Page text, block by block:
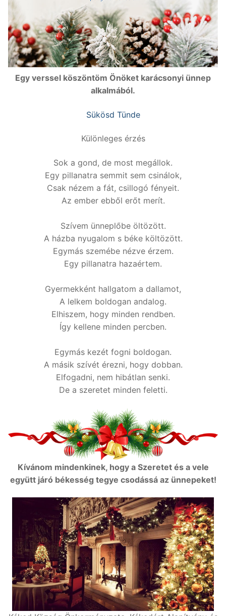
Egy verssel köszöntöm Önöket karácsonyi ünnep
alkalmából.
Sükösd Tünde
Különleges érzés
Sok a gond, de most megállok.
Egy pillanatra semmit sem csinálok,
Csak nézem a fát, csillogó fényeit.
Az ember ebből erőt merít.
Szívem ünneplőbe öltözött.
A házba nyugalom s béke költözött.
Egymás szemébe nézve érzem.
Egy pillanatra hazaértem.
Gyermekként hallgatom a dallamot,
A lelkem boldogan andalog.
Elhiszem, hogy minden rendben.
Így kellene minden percben.
Egymás kezét fogni boldogan.
A másik szívét érezni, hogy dobban.
Elfogadni, nem hibátlan senki.
De a szeretet minden feletti.
Kívánom mindenkinek, hogy a Szeretet és a vele
együtt járó békesség tegye csodássá az ünnepeket!